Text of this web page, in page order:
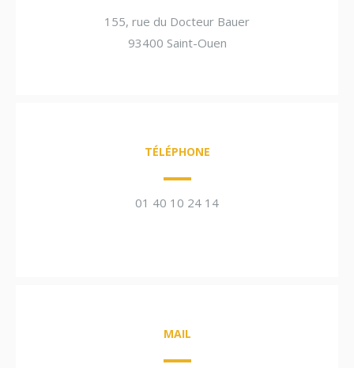
155, rue du Docteur Bauer
93400 Saint-Ouen
TÉLÉPHONE
01 40 10 24 14
MAIL